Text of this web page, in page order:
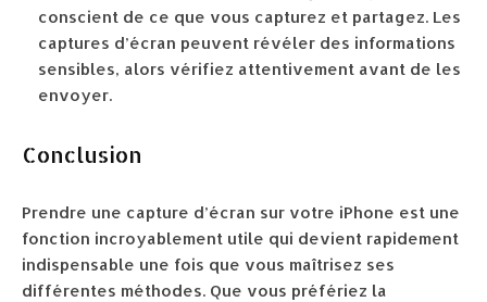
conscient de ce que vous capturez et partagez. Les
captures d’écran peuvent révéler des informations
sensibles, alors vérifiez attentivement avant de les
envoyer.
Conclusion
Prendre une capture d’écran sur votre iPhone est une
fonction incroyablement utile qui devient rapidement
indispensable une fois que vous maîtrisez ses
différentes méthodes. Que vous préfériez la